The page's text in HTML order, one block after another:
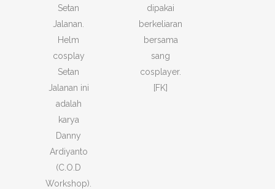
Setan
Jalanan.
Helm
cosplay
Setan
Jalanan ini
adalah
karya
Danny
Ardiyanto
(C.O.D
Workshop).
dipakai
berkeliaran
bersama
sang
cosplayer.
[FK]